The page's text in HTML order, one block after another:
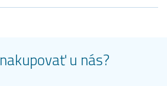
nakupovať u nás?